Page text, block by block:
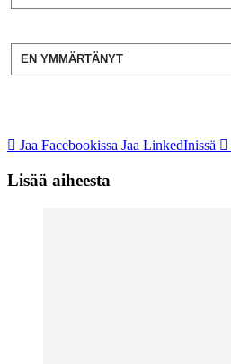
EN YMMÄRTÄNYT
Jaa Facebookissa Jaa LinkedInissä
Lisää aiheesta